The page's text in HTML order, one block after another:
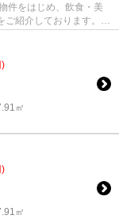
件をはじめ、飲食・美
紹介しております。
)
㎡
)
㎡